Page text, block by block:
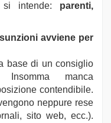
si intende: parenti,
avviene per
base di un consiglio
manca
contendibile.
neppure rese
sito web, ecc.).